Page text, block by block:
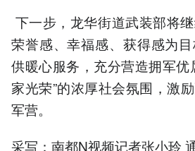
下一步，龙华街道武装部将
荣誉感、幸福感、获得感为
供暖心服务，充分营造拥军优
家光荣”的浓厚社会氛围，激
军营。
采写：南都N视频记者张小玲